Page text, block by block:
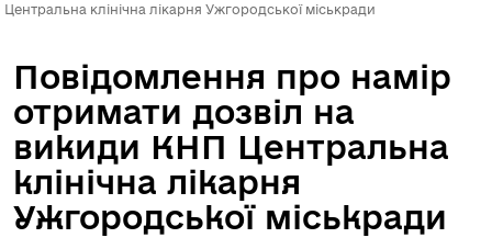
Центральна клінічна лікарня Ужгородської міськради
Повідомлення про намір
отримати дозвіл на
викиди КНП Центральна
клінічна лікарня
Ужгородської міськради